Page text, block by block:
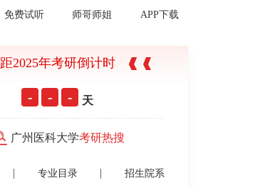
免费试听 师哥师姐 APP下载
距2025年考研倒计时
- - - 天
广州医科大学考研热搜
专业目录 招生院系